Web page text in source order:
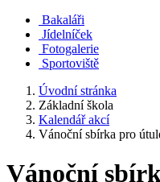
Bakaláři
Jídelníček
Fotogalerie
Sportoviště
Úvodní stránka
Základní škola
Kalendář akcí
Vánoční sbírka pro
Vánoční